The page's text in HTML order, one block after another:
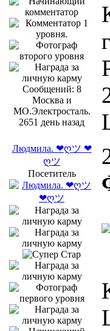
Сообщений: 8
Москва и
МО.Электросталь.
2651 день назад
Людмила. ❤ღツ ❤
ღツ
Посетитель